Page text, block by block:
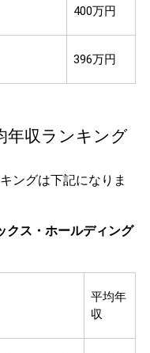
400万円
396万円
年収ランキング
ングは下記になりま
クス・ホールディング
平均年
収